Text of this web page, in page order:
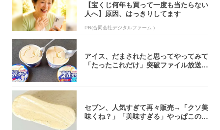
【宝くじ何年も買って一度も当たらない
人へ】原因、はっきりしてます
PR(合同会社デジタルファーム )
アイス、だまされたと思ってやってみて
「たったこれだけ」突破ファイル放送で
セブン、人気すぎて再々販売→「クソ美
味くね？」「美味すぎる」やっぱこのク